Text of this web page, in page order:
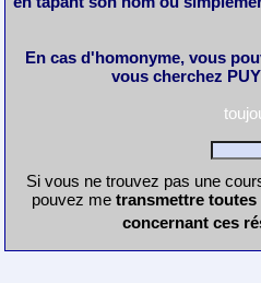
En cas d'homonyme, vous
vous cherchez
Si vous ne trouvez pas une
pouvez me transmettre
concernant ces